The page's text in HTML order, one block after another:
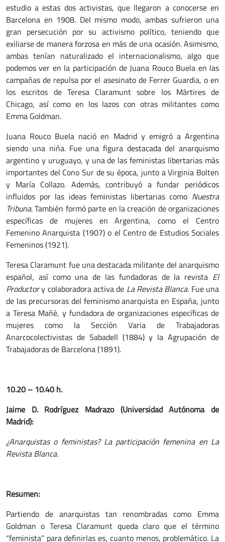
estudio a estas dos activistas, que llegaron a conocerse en
Barcelona en 1908. Del mismo modo, ambas sufrieron una
gran persecución por su activismo político, teniendo que
exiliarse de manera forzosa en más de una ocasión. Asimismo,
ambas tenían naturalizado el internacionalismo, algo que
podemos ver en la participación de Juana Rouco Buela en las
campañas de repulsa por el asesinato de Ferrer Guardia, o en
los escritos de Teresa Claramunt sobre los Mártires de
Chicago, así como en los lazos con otras militantes como
Emma Goldman.
Juana Rouco Buela nació en Madrid y emigró a Argentina
siendo una niña. Fue una figura destacada del anarquismo
argentino y uruguayo, y una de las feministas libertarias más
importantes del Cono Sur de su época, junto a Virginia Bolten
y María Collazo. Además, contribuyó a fundar periódicos
influidos por las ideas feministas libertarias como Nuestra
Tribuna. También formó parte en la creación de organizaciones
específicas de mujeres en Argentina, como el Centro
Femenino Anarquista (1907) o el Centro de Estudios Sociales
Femeninos (1921).
Teresa Claramunt fue una destacada militante del anarquismo
español, así como una de las fundadoras de la revista El
Productory colaboradora activa de La Revista Blanca. Fue una
de las precursoras del feminismo anarquista en España, junto
a Teresa Mañé, y fundadora de organizaciones específicas de
mujeres como la Sección Varia de Trabajadoras
Anarcocolectivistas de Sabadell (1884) y la Agrupación de
Trabajadoras de Barcelona (1891).
10.20 – 10.40 h.
Jaime D. Rodríguez Madrazo (Universidad Autónoma de
Madrid):
¿Anarquistas o feministas? La participación femenina en La
Revista Blanca.
Resumen:
Partiendo de anarquistas tan renombradas como Emma
Goldman o Teresa Claramunt queda claro que el término
“feminista” para definirlas es, cuanto menos, problemático. La